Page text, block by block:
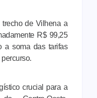
trecho de Vilhena a
R$ 99,25
a soma das tarifas
crucial para a